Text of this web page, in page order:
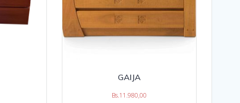
GAIJA
Bs.11.980,00